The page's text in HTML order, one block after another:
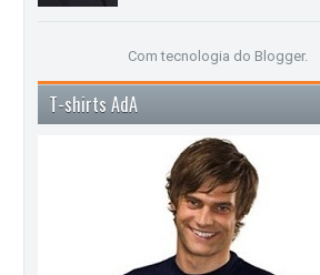
Com tecnologia do Blogger.
T-shirts AdA